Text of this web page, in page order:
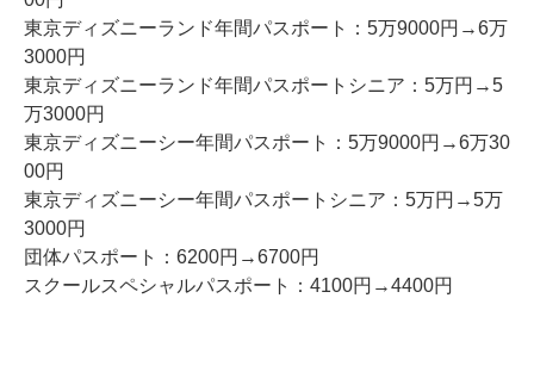
東京ディズニーランド年間パスポート：5万9000円→6万
3000円
東京ディズニーランド年間パスポートシニア：5万円→5
万3000円
東京ディズニーシー年間パスポート：5万9000円→6万30
00円
東京ディズニーシー年間パスポートシニア：5万円→5万
3000円
団体パスポート：6200円→6700円
スクールスペシャルパスポート：4100円→4400円